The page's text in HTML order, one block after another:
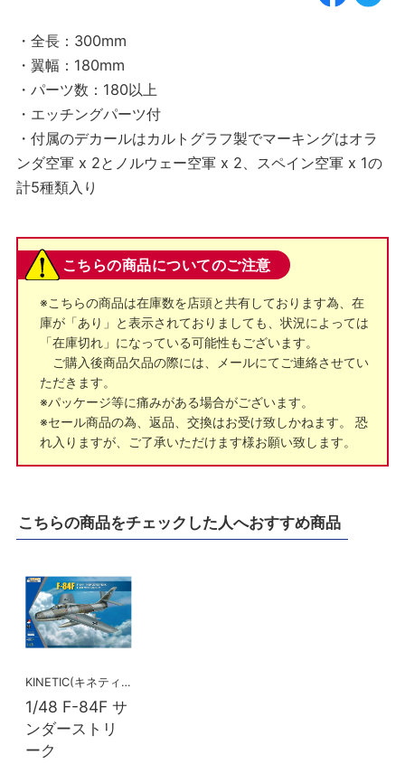
・全長：300mm
・翼幅：180mm
・パーツ数：180以上
・エッチングパーツ付
・付属のデカールはカルトグラフ製でマーキングはオラ
ンダ空軍 x 2とノルウェー空軍 x 2、スペイン空軍 x 1の
計5種類入り
こちらの商品についてのご注意
※こちらの商品は在庫数を店頭と共有しております為、在
庫が「あり」と表示されておりましても、状況によっては
「在庫切れ」になっている可能性もございます。
ご購入後商品欠品の際には、メールにてご連絡させてい
ただきます。
※パッケージ等に痛みがある場合がございます。
※セール商品の為、返品、交換はお受け致しかねます。 恐
れ入りますが、ご了承いただけます様お願い致します。
こちらの商品をチェックした人へおすすめ商品
KINETIC(キネティック)
1/48 F-84F サ
ンダーストリ
ーク